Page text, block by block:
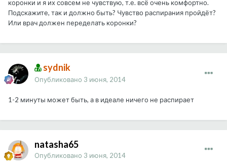
коронки и я их совсем не чувствую, т.е. всё очень комфортно.
Подскажите, так и должно быть? Чувство распирания пройдёт?
Или врач должен переделать коронки?
sydnik
Опубликовано 3 июня, 2014
1-2 минуты может быть, а в идеале ничего не распирает
natasha65
Опубликовано 3 июня, 2014